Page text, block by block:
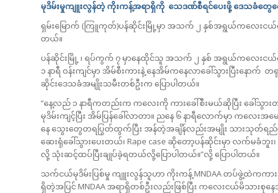
မုဒိမ်းမှုကျူးလွန်တဲ့ ကိုးကန့်အရာရှိကို သေဒဏ်စီရင်ပေးဖို့ ဒေသခံတွေ
ရှမ်းမြောက် (ကြူကုတ်)ပန်ဆိုင်းမြို့မှာ အသက် ၂ နှစ်အရွယ်ကလေးငယ်
တယ်။
ပန်ဆိုင်းမြို့ ၊ ရပ်ကွက် ၇ မှာနေထိုင်သူ အသက် ၂ နှစ် အရွယ်ကလေးငယ်
၁ နာရီ ဝန်းကျင်မှာ အိမ်စီးကားနဲ့ နေအိမ်ကနေလာခေါ်သွားပြီးနော
ဆိုင်းဒေသခံအမျိုးသမီးတစ်ဦးက ပြောပါတယ်။
“နေ့လည် ၁ နာရီကတည်းက ကလေးကို ကားခေါ်စီးမယ်ဆိုပြီး ခေါ်သွား
မုဒိမ်းကျင့်ပြီး အိမ်ပြန်ခေါ်လာတာ။ ညနေ ၆ နာရီလောက်မှာ ကလေ
နေ သွေးတွေတရပြွတ်ထွက်ပြီး အန်တဲ့အချိန်လည်းအမျိုး သားသုတ်ရ
ဆေးရုံခေါ်သွားပေးတယ်၊ Rape case ဆိုတော့ပန်ဆိုင်းမှာ လက်မခံ
လို့ သုံးဆင့်ထပ်ပြီးချုပ်ခဲ့ရတယ်လို့ပြောပါတယ်။”လို့ ပြောပါတယ်။
သက်ငယ်မုဒိမ်းပြစ်မှု ကျူးလွန်သူဟာ ကိုးကန့် MNDAA တပ်ဖွဲ့ထဲကကားဆ
ရှိတဲ့အပြင် MNDAA အရာရှိတစ်ဦးလည်းဖြစ်ပြီး ကလေးငယ်မိသားစုန